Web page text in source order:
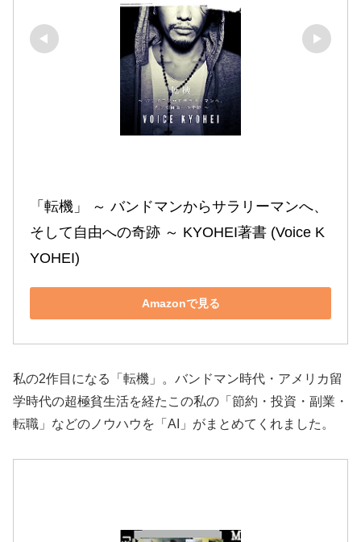
「転機」 ～ バンドマンからサラリーマンへ、
そして自由への奇跡 ～ KYOHEI著書 (Voice K
YOHEI)
Amazonで見る
私の2作目になる「転機」。バンドマン時代・アメリカ留
学時代の超極貧生活を経たこの私の「節約・投資・副業・
転職」などのノウハウを「AI」がまとめてくれました。